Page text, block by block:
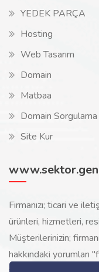
YEDEK PARÇA
Hosting
Web Tasarım
Domain
Matbaa
Domain Sorgulama
Site Kur
Firmanızı; ticari ve
ürünleri, hizmetleri,
Müşterilerinizin;
hakkındaki yorumları